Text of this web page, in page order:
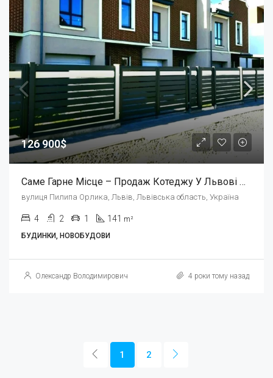
126 900$
Саме Гарне Місце – Продаж Котеджу У Львові По Вул. Орлика.
вулиця Пилипа Орлика, Львів, Львівська область, Україна
4 2 1 141 m²
БУДИНКИ, НОВОБУДОВИ
Олександр Володимирович 4 роки тому назад
1 2